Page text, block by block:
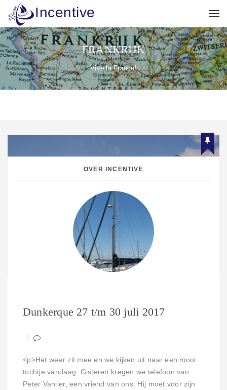
Incentive
FRANKRIJK
Vive la France!
Dunkerque 27 t/m 30 juli 2017
<p>Het weer zit mee en we kijken uit naar een mooi
tochtje vandaag. Gisteren kregen we telefoon van
Peter Vanlier, een vriend van ons. Hij moet voor zijn
OVER INCENTIVE
de “droomfase”. Één ding was duidelijk; het schip moest
WIJ ZIJN NU HIER